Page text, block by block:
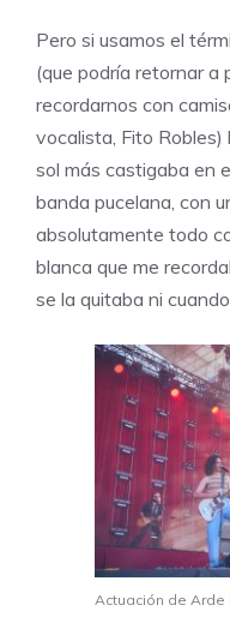
Pero si usamos el
(que podría retornar a
recordarnos con
vocalista, Fito Robles)
sol más castigaba en
banda pucelana, con
absolutamente todo
blanca que me
se la quitaba ni
Actuación de Arde